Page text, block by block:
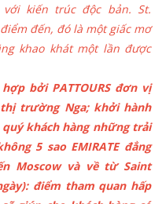
kiến trúc độc bản. St.
đến, đó là một giấc mơ
khao khát một lần được
bởi PATTOURS đơn vị
trường Nga; khởi hành
khách hàng những trải
5 sao EMIRATE đẳng
Moscow và về từ Saint
điểm tham quan hấp